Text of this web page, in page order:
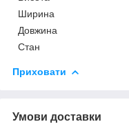
Ширина
Довжина
Стан
Приховати
Умови доставки